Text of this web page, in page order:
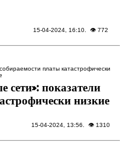
15-04-2024, 16:10. 👁 772
показатели
низкие
15-04-2024, 13:56 . 👁 1310